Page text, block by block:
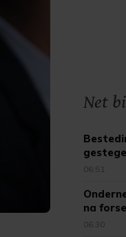
Net
06:51
na
06:30